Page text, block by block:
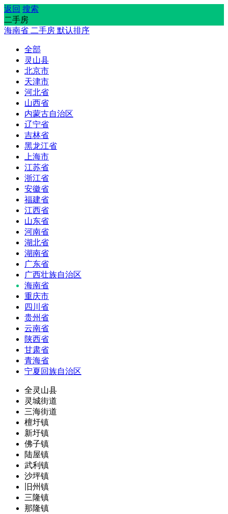
返回 搜索
二手房
海南省 二手房 默认排序
全部
灵山县
北京市
天津市
河北省
山西省
内蒙古自治区
辽宁省
吉林省
黑龙江省
上海市
江苏省
浙江省
安徽省
福建省
江西省
山东省
河南省
湖北省
湖南省
广东省
广西壮族自治区
海南省
重庆市
四川省
贵州省
云南省
陕西省
甘肃省
青海省
宁夏回族自治区
全灵山县
灵城街道
三海街道
檀圩镇
新圩镇
佛子镇
陆屋镇
武利镇
沙坪镇
旧州镇
三隆镇
那隆镇